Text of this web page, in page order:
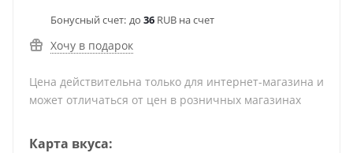
Бонусный счет: до 36 RUB на счет
Хочу в подарок
Цена действительна только для интернет-магазина и
может отличаться от цен в розничных магазинах
Карта вкуса: